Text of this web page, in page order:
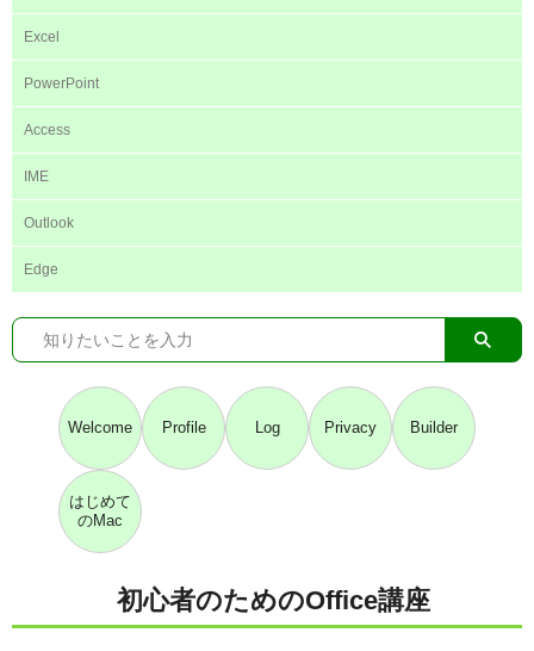
Excel
PowerPoint
Access
IME
Outlook
Edge
Welcome Profile Log Privacy Builder
はじめて
のMac
初心者のためのOffice講座